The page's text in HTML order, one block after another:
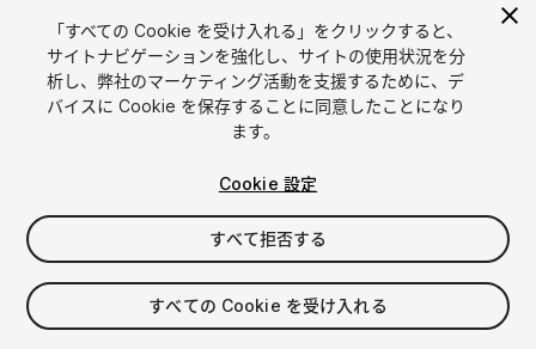
FREE
41viewsin the past week
「すべての Cookie を受け入れる」をクリックすると、
サイトナビゲーションを強化し、サイトの使用状況を分
析し、弊社のマーケティング活動を支援するために、デ
バイスに Cookie を保存することに同意したことになり
ます。
Cookie 設定
すべて拒否する
すべての Cookie を受け入れる